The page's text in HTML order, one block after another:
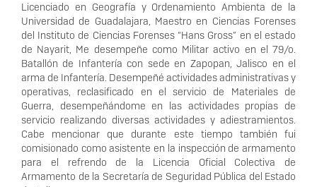
Licenciado en Geografía y Ordenamiento Ambienta de la
Universidad de Guadalajara, Maestro en Ciencias Forenses
del Instituto de Ciencias Forenses “Hans Gross” en el estado
de Nayarit, Me desempeñe como Militar activo en el 79/o.
Batallón de Infantería con sede en Zapopan, Jalisco en el
arma de Infantería. Desempeñé actividades administrativas y
operativas, reclasificado en el servicio de Materiales de
Guerra, desempeñándome en las actividades propias de
servicio realizando diversas actividades y adiestramientos.
Cabe mencionar que durante este tiempo también fui
comisionado como asistente en la inspección de armamento
para el refrendo de la Licencia Oficial Colectiva de
Armamento de la Secretaría de Seguridad Pública del Estado